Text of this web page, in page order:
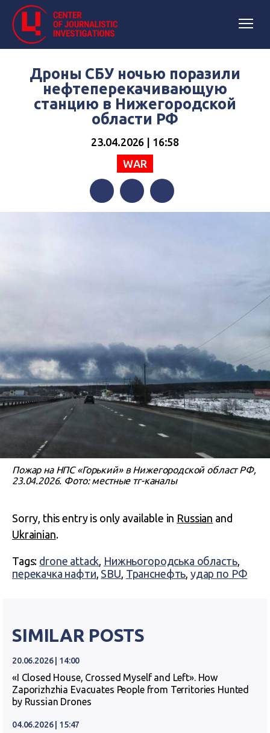
Дроны СБУ ночью поразили
нефтеперекачивающую
станцию в Нижегородской
области РФ
23.04.2026 | 16:58
WAR
FacebookTwitterTelegram
Пожар на НПС «Горький» в Нижегородской област РФ,
23.04.2026. Фото: местные тг-каналы
Sorry, this entry is only available in Russian and
Ukrainian.
Tags: drone attack, Нижньогородська область,
перекачка нафти, SBU, Транснефть, удар по РФ
SIMILAR POSTS
20.06.2026 | 14:00
«I Closed House, Crossed Myself and Left». How
Zaporizhzhia Evacuates People from Territories Hunted
by Russian Drones
04.06.2026 | 15:47